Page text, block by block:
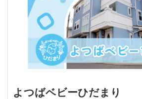
よつばベビーひだまり